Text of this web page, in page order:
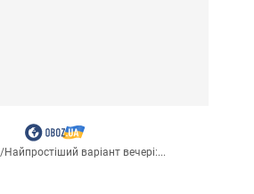
/Найпростіший варіант вечері:...